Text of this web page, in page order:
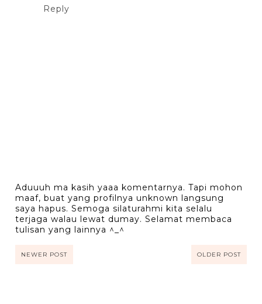
Reply
Aduuuh ma kasih yaaa komentarnya. Tapi mohon
maaf, buat yang profilnya unknown langsung
saya hapus. Semoga silaturahmi kita selalu
terjaga walau lewat dumay. Selamat membaca
tulisan yang lainnya ^_^
NEWER POST OLDER POST